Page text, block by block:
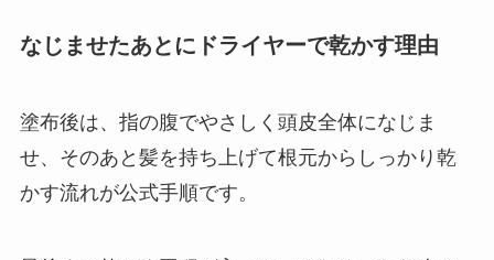
なじませたあとにドライヤーで乾かす理由
塗布後は、指の腹でやさしく頭皮全体になじま
せ、そのあと髪を持ち上げて根元からしっかり乾
かす流れが公式手順です。